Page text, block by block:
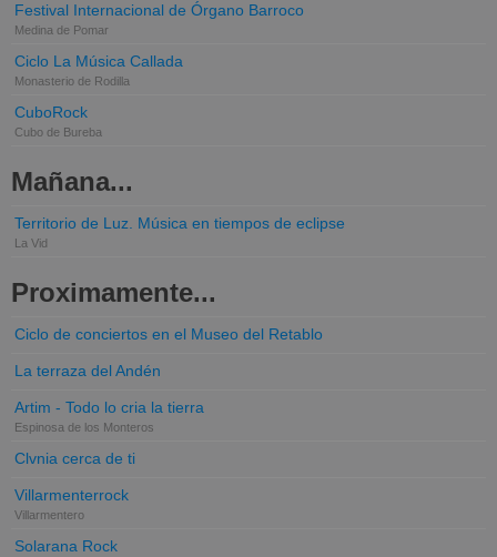
Festival Internacional de Órgano Barroco
Medina de Pomar
Ciclo La Música Callada
Monasterio de Rodilla
CuboRock
Cubo de Bureba
Mañana...
Territorio de Luz. Música en tiempos de eclipse
La Vid
Proximamente...
Ciclo de conciertos en el Museo del Retablo
La terraza del Andén
Artim - Todo lo cria la tierra
Espinosa de los Monteros
Clvnia cerca de ti
Villarmenterrock
Villarmentero
Solarana Rock